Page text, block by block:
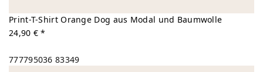
Print-T-Shirt Orange Dog aus Modal und Baumwolle
24,90 € *
777795036 83349